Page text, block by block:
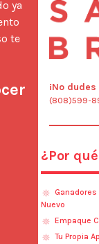
te
¡No
(808)599-
¿Por
Ganadores
Nuevo
Empaque
Tu Propia